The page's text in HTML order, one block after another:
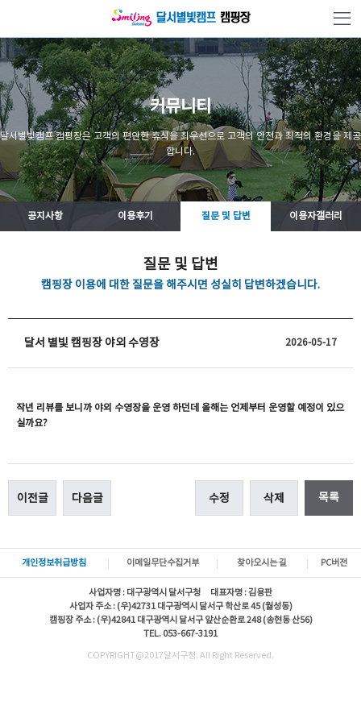
커뮤니티
달서별빛캠프 캠핑장은 고객의 편안한 휴식을 최우선으로 고객의 안전과 최적의 환경을 제공
합니다.
공지사항 이용후기 질문 및 답변 이용자갤러리
질문 및 답변
캠핑장 이용에 대한 질문을 해주시면 성실히 답변하겠습니다.
달서 별빛 캠핑장 야외 수영장 2026-05-17
작년 리뷰를 보니까 야외 수영장을 운영 하던데 올해는 언제부터 운영할 예정이 있으
실까요?
이전글 다음글 수정 삭제 목록
개인정보취급방침 이메일무단수집거부 찾아오시는 길 PC버전
사업자명 : 대구광역시 달서구청 대표자명 : 김용판
사업자 주소 : (우)42731 대구광역시 달서구 학산로 45 (월성동)
캠핑장 주소 : (우)42841 대구광역시 달서구 앞산순환로 248 (송현동 산56)
TEL. 053-667-3191
COPYRIGHT@2017달서구청. All Right Reserved.